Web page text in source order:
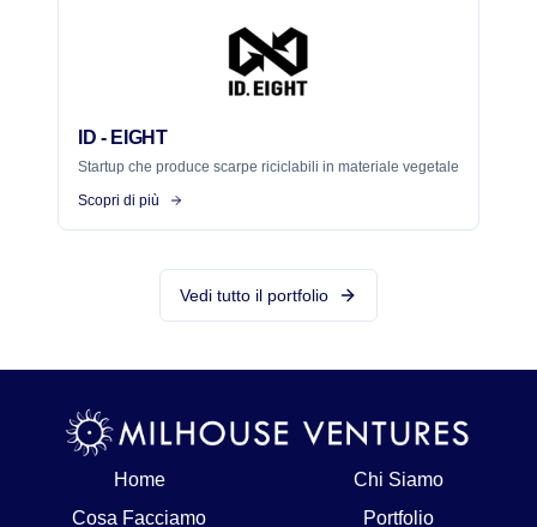
ID - EIGHT
Startup che produce scarpe riciclabili in materiale vegetale
Scopri di più
Vedi tutto il portfolio
Home
Chi Siamo
Cosa Facciamo
Portfolio